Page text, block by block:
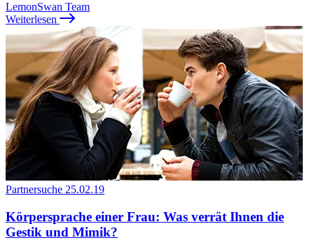
LemonSwan Team
Weiterlesen
Partnersuche 25.02.19
Körpersprache einer Frau: Was verrät Ihnen die
Gestik und Mimik?